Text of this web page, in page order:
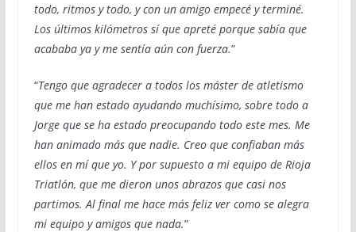
todo, ritmos y todo, y con un amigo empecé y terminé.
Los últimos kilómetros sí que apreté porque sabía que
acababa ya y me sentía aún con fuerza.”
“Tengo que agradecer a todos los máster de atletismo
que me han estado ayudando muchísimo, sobre todo a
Jorge que se ha estado preocupando todo este mes. Me
han animado más que nadie. Creo que confiaban más
ellos en mí que yo. Y por supuesto a mi equipo de Rioja
Triatlón, que me dieron unos abrazos que casi nos
partimos. Al final me hace más feliz ver como se alegra
mi equipo y amigos que nada.”